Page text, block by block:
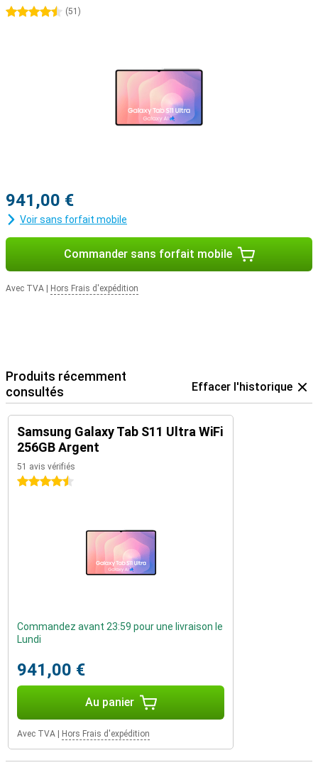
de mises à jour logicielles et de sécurité. Vous restez ainsi à jour et
en sécurité pour les années à venir.
4.5 étoiles
(51 )
941,00 €
Voir sans forfait mobile
Commander sans forfait mobile
Avec TVA Hors Frais d'expédition
Produits récemment
consultés
Effacer l'historique
Samsung Galaxy Tab S11 Ultra WiFi
256GB Argent
51 avis vérifiés
4.5 étoiles
Commandez avant 23:59 pour une livraison le
Lundi
941,00 €
Au panier
Avec TVA Hors Frais d'expédition